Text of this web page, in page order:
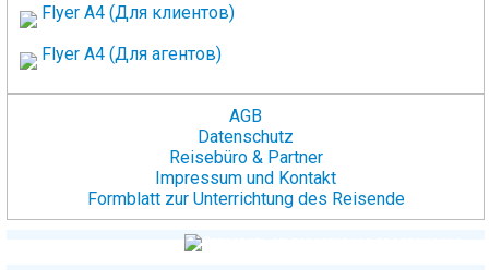
Flyer A4 (Для клиентов)
Flyer A4 (Для агентов)
AGB
Datenschutz
Reisebüro & Partner
Impressum und Kontakt
Formblatt zur Unterrichtung des Reisende